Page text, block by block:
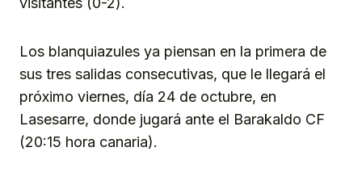
Los blanquiazules ya piensan en la primera de
sus tres salidas consecutivas, que le llegará el
próximo viernes, día 24 de octubre, en
Lasesarre, donde jugará ante el Barakaldo CF
(20:15 hora canaria).